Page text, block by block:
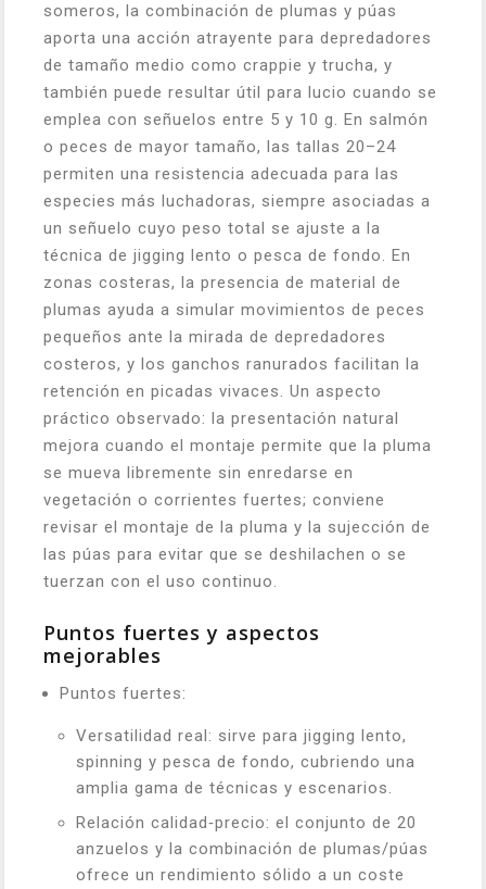
someros, la combinación de plumas y púas
aporta una acción atrayente para depredadores
de tamaño medio como crappie y trucha, y
también puede resultar útil para lucio cuando se
emplea con señuelos entre 5 y 10 g. En salmón
o peces de mayor tamaño, las tallas 20–24
permiten una resistencia adecuada para las
especies más luchadoras, siempre asociadas a
un señuelo cuyo peso total se ajuste a la
técnica de jigging lento o pesca de fondo. En
zonas costeras, la presencia de material de
plumas ayuda a simular movimientos de peces
pequeños ante la mirada de depredadores
costeros, y los ganchos ranurados facilitan la
retención en picadas vivaces. Un aspecto
práctico observado: la presentación natural
mejora cuando el montaje permite que la pluma
se mueva libremente sin enredarse en
vegetación o corrientes fuertes; conviene
revisar el montaje de la pluma y la sujección de
las púas para evitar que se deshilachen o se
tuerzan con el uso continuo.
Puntos fuertes y aspectos
mejorables
Puntos fuertes:
Versatilidad real: sirve para jigging lento,
spinning y pesca de fondo, cubriendo una
amplia gama de técnicas y escenarios.
Relación calidad‑precio: el conjunto de 20
anzuelos y la combinación de plumas/púas
ofrece un rendimiento sólido a un coste